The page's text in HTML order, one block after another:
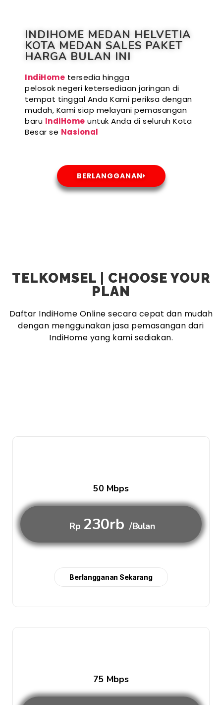
INDIHOME MEDAN HELVETIA
KOTA MEDAN SALES PAKET
HARGA BULAN INI
IndiHome tersedia hingga
pelosok negeri ketersediaan jaringan di
tempat tinggal Anda Kami periksa dengan
mudah, Kami siap melayani pemasangan
baru IndiHome untuk Anda di seluruh Kota
Besar se Nasional
BERLANGGANAN
TELKOMSEL | CHOOSE YOUR
PLAN
Daftar IndiHome Online secara cepat dan mudah
dengan menggunakan jasa pemasangan dari
IndiHome yang kami sediakan.
50 Mbps
Rp 230rb /Bulan
Berlangganan Sekarang
75 Mbps